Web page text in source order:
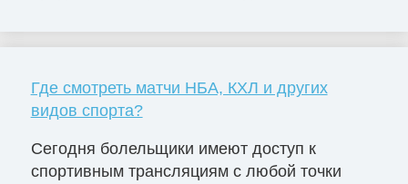
Где смотреть матчи НБА, КХЛ и других
видов спорта?
Сегодня болельщики имеют доступ к
спортивным трансляциям с любой точки